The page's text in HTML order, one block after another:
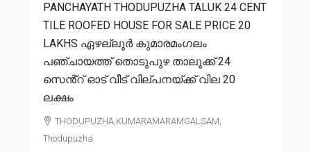
PANCHAYATH THODUPUZHA TALUK 24 CENT
TILE ROOFED HOUSE FOR SALE PRICE 20
LAKHS ഏഴല്ലൂർ കുമാരമംഗലം
പഞ്ചായത്ത് തൊടുപുഴ താലൂക്ക് 24
സെൻ്റ് ഓട് വീട് വില്പനയ്ക്ക് വില 20
ലക്ഷം
THODUPUZHA,KUMARAMARAMGALSAM,
Thodupuzha